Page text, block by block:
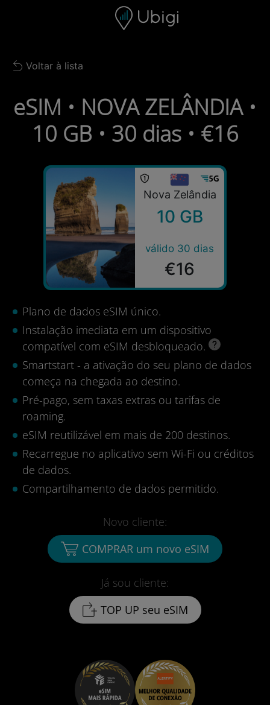
Barra de navegação
Back to list
Voltar à lista
eSIM • NOVA ZELÂNDIA •
10 GB • 30 dias • €16
Nova Zelândia
10 GB
válido 30 dias
€16
Plano de dados eSIM único.
Instalação imediata em um dispositivo
compatível com eSIM desbloqueado.
Smartstart - a ativação do seu plano de dados
começa na chegada ao destino.
Pré-pago, sem taxas extras ou tarifas de
roaming.
eSIM reutilizável em mais de 200 destinos.
Recarregue no aplicativo sem Wi-Fi ou créditos
de dados.
Compartilhamento de dados permitido.
Já sou cliente:
TOP UP seu eSIM
Novo cliente:
COMPRAR um novo eSIM